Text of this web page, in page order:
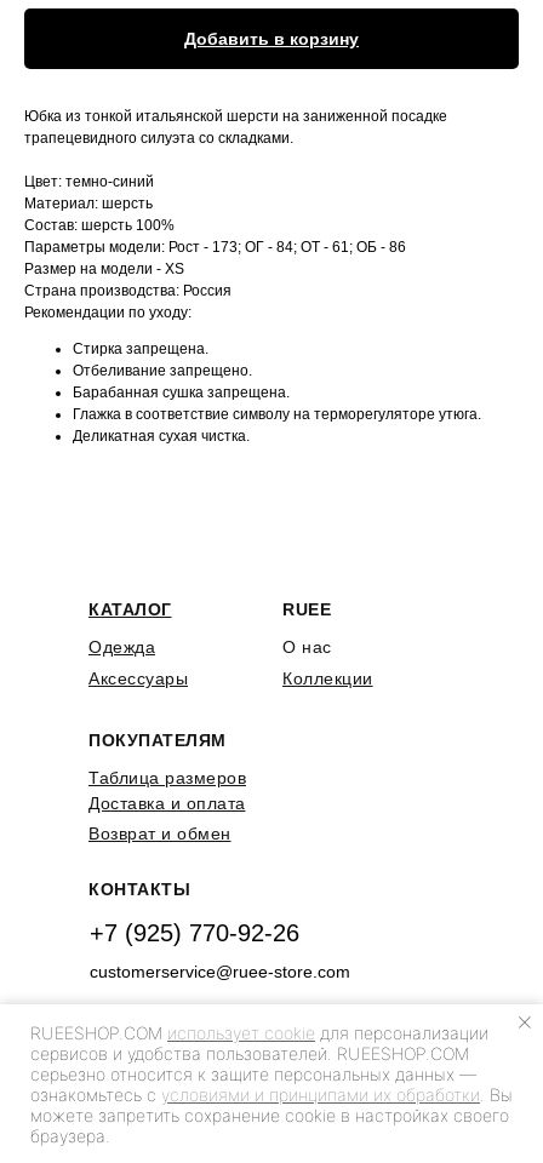
Добавить в корзину
Юбка из тонкой итальянской шерсти на заниженной посадке
трапецевидного силуэта со складками.
Цвет: темно-синий
Материал: шерсть
Состав: шерсть 100%
Параметры модели: Рост - 173; ОГ - 84; ОТ - 61; ОБ - 86
Размер на модели - XS
Страна производства: Россия
Рекомендации по уходу:
Стирка запрещена.
Отбеливание запрещено.
Барабанная сушка запрещена.
Глажка в соответствие символу на терморегуляторе утюга.
Деликатная сухая чистка.
КАТАЛОГ
Одежда
Аксессуары
RUEE
О нас
Коллекции
ПОКУПАТЕЛЯМ
Доставка и оплата
Возврат и обмен
КОНТАКТЫ
+7 (925) 770-92-26
customerservice@ruee-store.com
@ rueeshop.com
Политика конфиденциальности
Таблица размеров
RUEESHOP.COM использует cookie для персонализации
сервисов и удобства пользователей. RUEESHOP.COM
серьезно относится к защите персональных данных —
ознакомьтесь с условиями и принципами их обработки . Вы
можете запретить сохранение cookie в настройках своего
браузера.